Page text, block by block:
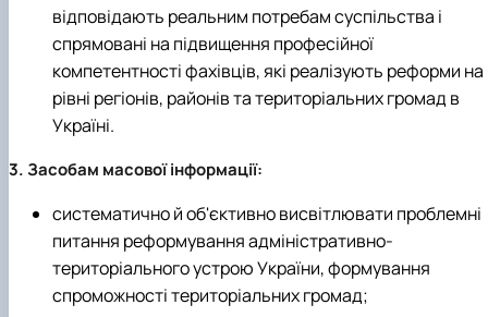
відповідають реальним потребам суспільства і
спрямовані на підвищення професійної
компетентності фахівців, які реалізують реформи на
рівні регіонів, районів та територіальних громад в
Україні.
3. Засобам масової інформації:
систематично й об'єктивно висвітлювати проблемні
питання реформування адміністративно-
територіального устрою України, формування
спроможності територіальних громад;